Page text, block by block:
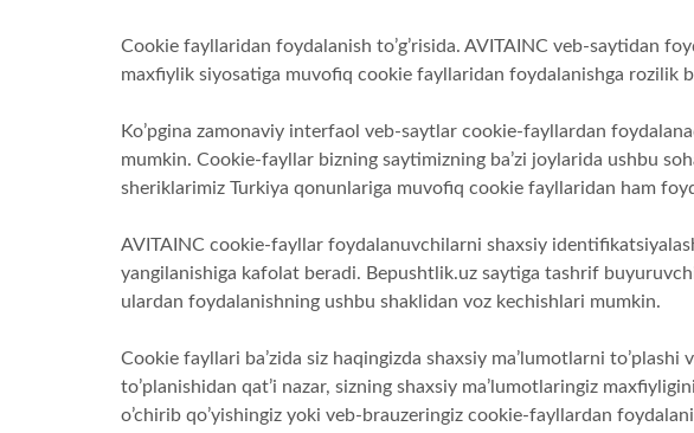
Cookie fayllaridan foydalanish to’g’risida. AVITAINC veb-saytidan
maxfiylik siyosatiga muvofiq cookie fayllaridan foydalanishga rozilik
Ko’pgina zamonaviy interfaol veb-saytlar cookie-fayllardan
mumkin. Cookie-fayllar bizning saytimizning ba’zi joylarida ushbu
sheriklarimiz Turkiya qonunlariga muvofiq cookie fayllaridan ham
AVITAINC cookie-fayllar foydalanuvchilarni shaxsiy
yangilanishiga kafolat beradi. Bepushtlik.uz saytiga tashrif
ulardan foydalanishning ushbu shaklidan voz kechishlari mumkin.
Cookie fayllari ba’zida siz haqingizda shaxsiy ma’lumotlarni
to’planishidan qat’i nazar, sizning shaxsiy ma’lumotlaringiz
o’chirib qo’yishingiz yoki veb-brauzeringiz cookie-fayllardan